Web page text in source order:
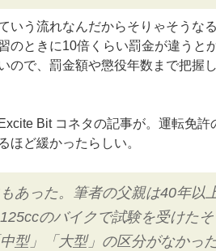
いう流れなんだからそりゃそうなる
のときに10倍くらい罰金が違うと
ので、罰金額や懲役年数まで把握
Bit コネタの記事が。運転免許
ほど緩かったらしい。
あった。筆者の父親は40年以
のバイクで試験を受けた
型」「大型」の区分がなかっ